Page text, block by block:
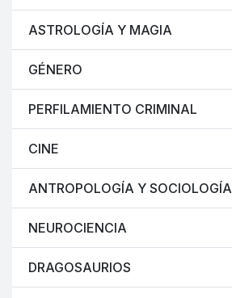
ASTROLOGÍA Y MAGIA
GÉNERO
PERFILAMIENTO CRIMINAL
CINE
ANTROPOLOGÍA Y SOCIOLOGÍA
NEUROCIENCIA
DRAGOSAURIOS